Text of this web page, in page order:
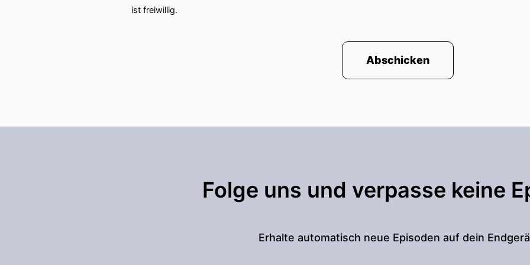
ist freiwillig.
Abschicken
Folge uns und verpasse keine
Erhalte automatisch neue Episoden auf dein